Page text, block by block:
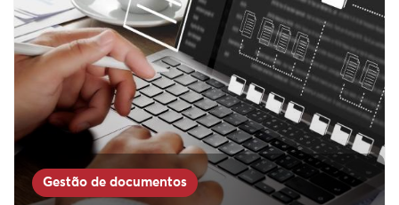
Gestão de documentos